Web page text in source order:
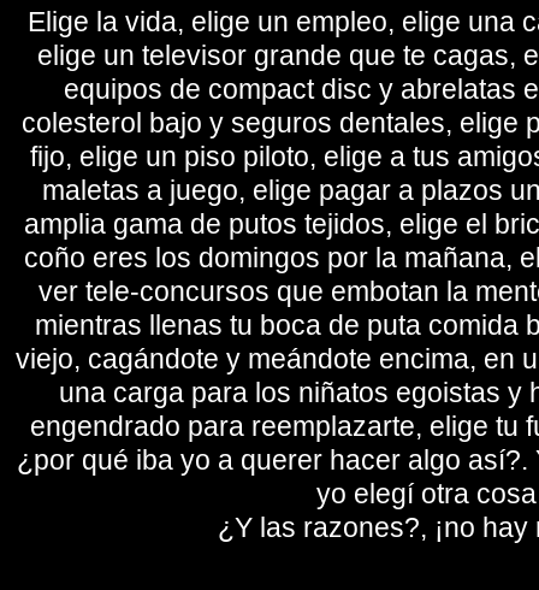
Elige la vida, elige un empleo, elige una
elige un televisor grande que te cagas,
equipos de compact disc y abrelatas
colesterol bajo y seguros dentales, elige
fijo, elige un piso piloto, elige a tus
maletas a juego, elige pagar a plazos
amplia gama de putos tejidos, elige el
coño eres los domingos por la mañana,
ver tele-concursos que embotan la
mientras llenas tu boca de puta comida
viejo, cagándote y meándote encima, en
una carga para los niñatos egoistas y
engendrado para reemplazarte, elige tu
¿por qué iba yo a querer hacer algo así?.
yo elegí otra
¿Y las razones?, ¡no hay